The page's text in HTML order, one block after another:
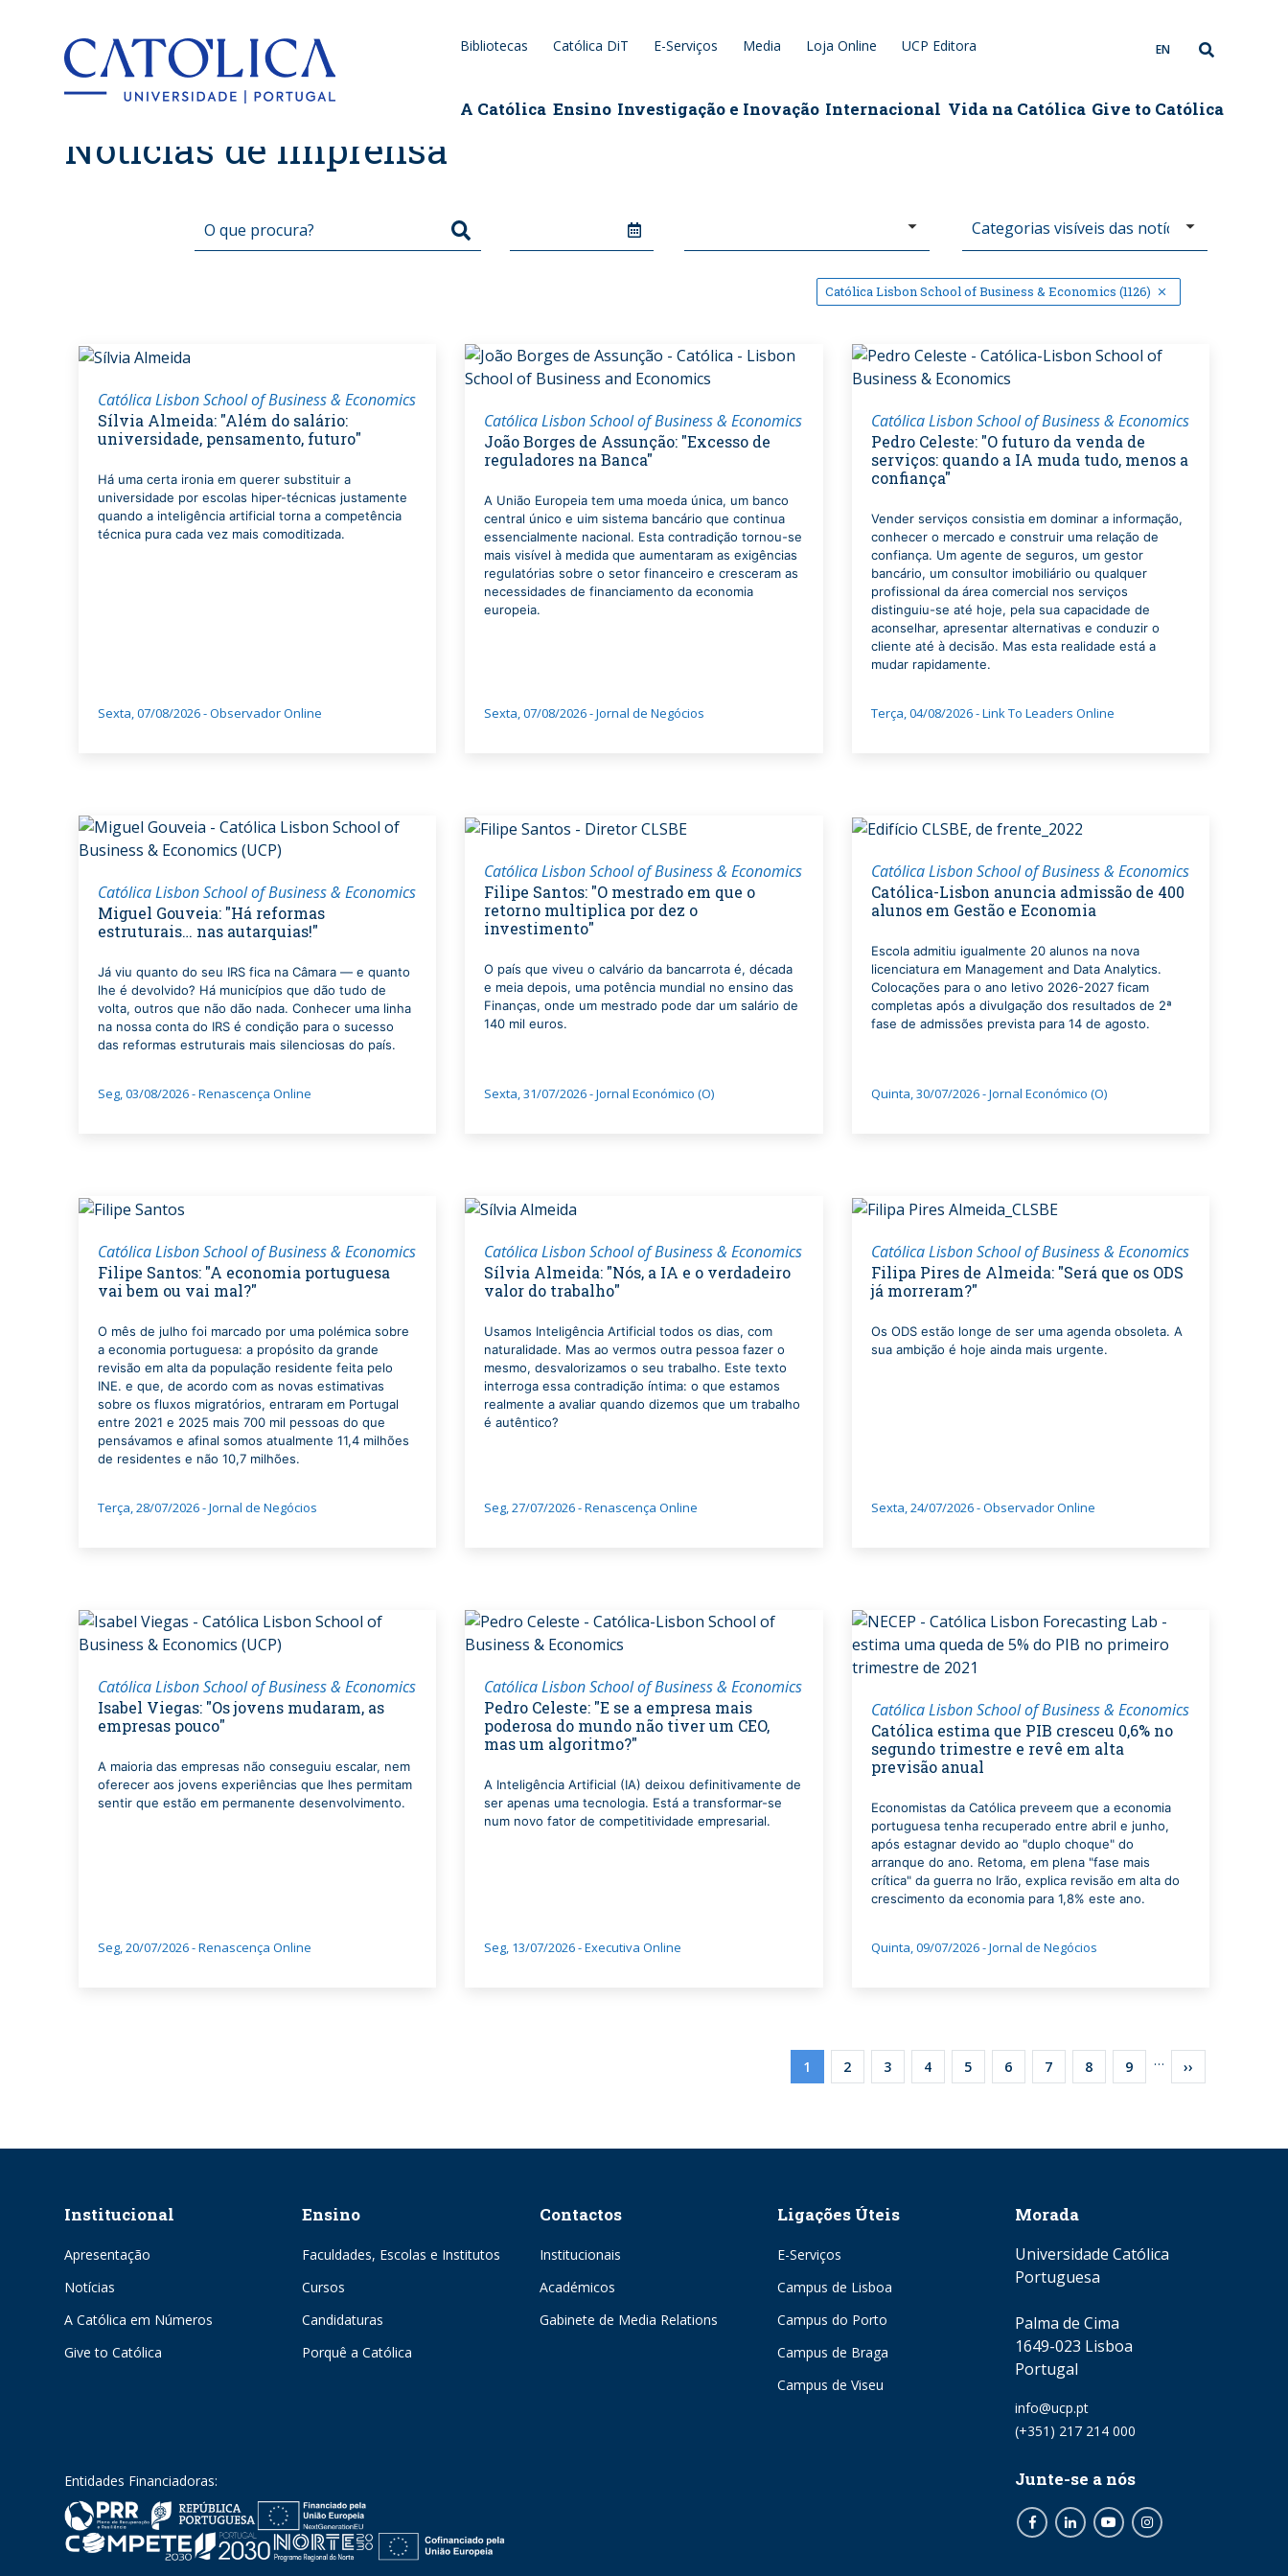
Back to homepageBibliotecas Católica DiT E-Serviços Media Loja Online UCP Editora EN
A Católica Ensino Investigação e Inovação Internacional Vida na Católica Give to Católica
Notícias de Imprensa
Católica Lisbon School of Business & Economics (1126)
Católica Lisbon School of Business & Economics
Sílvia Almeida: "Além do salário:
universidade, pensamento, futuro"
Há uma certa ironia em querer substituir a
universidade por escolas hiper-técnicas justamente
quando a inteligência artificial torna a competência
técnica pura cada vez mais comoditizada.
Sexta, 07/08/2026 - Observador Online
Católica Lisbon School of Business & Economics
João Borges de Assunção: "Excesso de
reguladores na Banca"
A União Europeia tem uma moeda única, um banco
central único e uim sistema bancário que continua
essencialmente nacional. Esta contradição tornou-se
mais visível à medida que aumentaram as exigências
regulatórias sobre o setor financeiro e cresceram as
necessidades de financiamento da economia
europeia.
Sexta, 07/08/2026 - Jornal de Negócios
Católica Lisbon School of Business & Economics
Pedro Celeste: "O futuro da venda de
serviços: quando a IA muda tudo, menos a
confiança"
Vender serviços consistia em dominar a informação,
conhecer o mercado e construir uma relação de
confiança. Um agente de seguros, um gestor
bancário, um consultor imobiliário ou qualquer
profissional da área comercial nos serviços
distinguiu-se até hoje, pela sua capacidade de
aconselhar, apresentar alternativas e conduzir o
cliente até à decisão. Mas esta realidade está a
mudar rapidamente.
Terça, 04/08/2026 - Link To Leaders Online
Católica Lisbon School of Business & Economics
Miguel Gouveia: "Há reformas
estruturais… nas autarquias!"
Já viu quanto do seu IRS fica na Câmara — e quanto
lhe é devolvido? Há municípios que dão tudo de
volta, outros que não dão nada. Conhecer uma linha
na nossa conta do IRS é condição para o sucesso
das reformas estruturais mais silenciosas do país.
Seg, 03/08/2026 - Renascença Online
Católica Lisbon School of Business & Economics
Filipe Santos: "O mestrado em que o
retorno multiplica por dez o
investimento"
O país que viveu o calvário da bancarrota é, década
e meia depois, uma potência mundial no ensino das
Finanças, onde um mestrado pode dar um salário de
140 mil euros.
Sexta, 31/07/2026 - Jornal Económico (O)
Católica Lisbon School of Business & Economics
Católica-Lisbon anuncia admissão de 400
alunos em Gestão e Economia
Escola admitiu igualmente 20 alunos na nova
licenciatura em Management and Data Analytics.
Colocações para o ano letivo 2026-2027 ficam
completas após a divulgação dos resultados de 2ª
fase de admissões prevista para 14 de agosto.
Quinta, 30/07/2026 - Jornal Económico (O)
Católica Lisbon School of Business & Economics
Filipe Santos: "A economia portuguesa
vai bem ou vai mal?"
O mês de julho foi marcado por uma polémica sobre
a economia portuguesa: a propósito da grande
revisão em alta da população residente feita pelo
INE. e que, de acordo com as novas estimativas
sobre os fluxos migratórios, entraram em Portugal
entre 2021 e 2025 mais 700 mil pessoas do que
pensávamos e afinal somos atualmente 11,4 milhões
de residentes e não 10,7 milhões.
Terça, 28/07/2026 - Jornal de Negócios
Católica Lisbon School of Business & Economics
Sílvia Almeida: "Nós, a IA e o verdadeiro
valor do trabalho"
Usamos Inteligência Artificial todos os dias, com
naturalidade. Mas ao vermos outra pessoa fazer o
mesmo, desvalorizamos o seu trabalho. Este texto
interroga essa contradição íntima: o que estamos
realmente a avaliar quando dizemos que um trabalho
é autêntico?
Seg, 27/07/2026 - Renascença Online
Católica Lisbon School of Business & Economics
Filipa Pires de Almeida: "Será que os ODS
já morreram?"
Os ODS estão longe de ser uma agenda obsoleta. A
sua ambição é hoje ainda mais urgente.
Sexta, 24/07/2026 - Observador Online
Católica Lisbon School of Business & Economics
Isabel Viegas: "Os jovens mudaram, as
empresas pouco"
A maioria das empresas não conseguiu escalar, nem
oferecer aos jovens experiências que lhes permitam
sentir que estão em permanente desenvolvimento.
Seg, 20/07/2026 - Renascença Online
Católica Lisbon School of Business & Economics
Pedro Celeste: "E se a empresa mais
poderosa do mundo não tiver um CEO,
mas um algoritmo?"
A Inteligência Artificial (IA) deixou definitivamente de
ser apenas uma tecnologia. Está a transformar-se
num novo fator de competitividade empresarial.
Seg, 13/07/2026 - Executiva Online
Católica Lisbon School of Business & Economics
Católica estima que PIB cresceu 0,6% no
segundo trimestre e revê em alta
previsão anual
Economistas da Católica preveem que a economia
portuguesa tenha recuperado entre abril e junho,
após estagnar devido ao "duplo choque" do
arranque do ano. Retoma, em plena "fase mais
crítica" da guerra no Irão, explica revisão em alta do
crescimento da economia para 1,8% este ano.
Quinta, 09/07/2026 - Jornal de Negócios
Pagination
Current
page
1 Page
2 Page
3 Page
4 Page
5 Page
6 Page
7 Page
8 Page
9 …
Next
page
››
Institucional
Apresentação
Notícias
A Católica em Números
Give to Católica
Ensino
Faculdades, Escolas e Institutos
Cursos
Candidaturas
Porquê a Católica
Contactos
Institucionais
Académicos
Gabinete de Media Relations
Ligações Úteis
E-Serviços
Campus de Lisboa
Campus do Porto
Campus de Braga
Campus de Viseu
Morada
Universidade Católica
Portuguesa
Palma de Cima
1649-023 Lisboa
Portugal
Email
info@ucp.pt
Phone
(+351) 217 214 000
Junte-se a nós
FacebookLinkedInYoutubeInstagram
Entidades Financiadoras: